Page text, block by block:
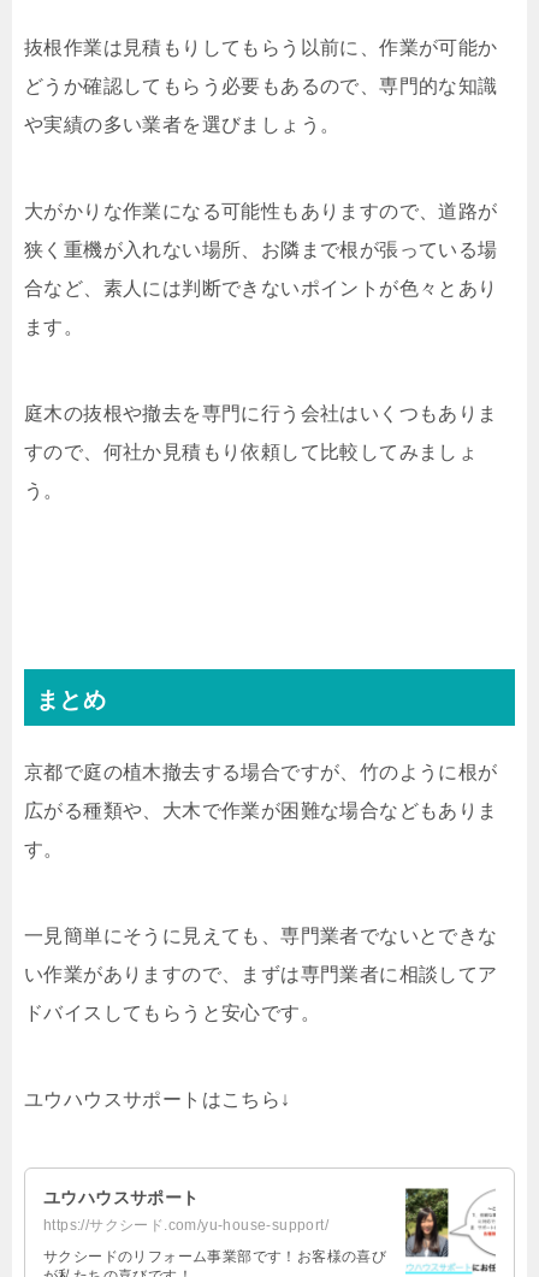
抜根作業は見積もりしてもらう以前に、作業が可能か
どうか確認してもらう必要もあるので、専門的な知識
や実績の多い業者を選びましょう。
大がかりな作業になる可能性もありますので、道路が
狭く重機が入れない場所、お隣まで根が張っている場
合など、素人には判断できないポイントが色々とあり
ます。
庭木の抜根や撤去を専門に行う会社はいくつもありま
すので、何社か見積もり依頼して比較してみましょ
う。
まとめ
京都で庭の植木撤去する場合ですが、竹のように根が
広がる種類や、大木で作業が困難な場合などもありま
す。
一見簡単にそうに見えても、専門業者でないとできな
い作業がありますので、まずは専門業者に相談してア
ドバイスしてもらうと安心です。
ユウハウスサポートはこちら↓
ユウハウスサポート
https://サクシード.com/yu-house-support/
サクシードのリフォーム事業部です！お客様の喜び